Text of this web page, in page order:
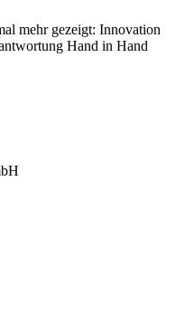
mehr gezeigt: Innovation
Hand in Hand